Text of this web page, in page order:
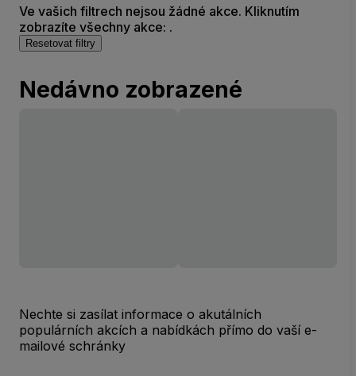
Ve vašich filtrech nejsou žádné akce. Kliknutím
zobrazíte všechny akce: .
Resetovat filtry
Nedávno zobrazené
Nechte si zasílat informace o akutálních
populárních akcích a nabídkách přímo do vaší e-
mailové schránky